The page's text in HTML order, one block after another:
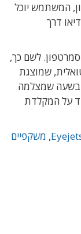
המשתמש יוכל
דרך
לשם כך,
שמוצגת
בשעה שמצלמה
על המקלדת
, משקפיים